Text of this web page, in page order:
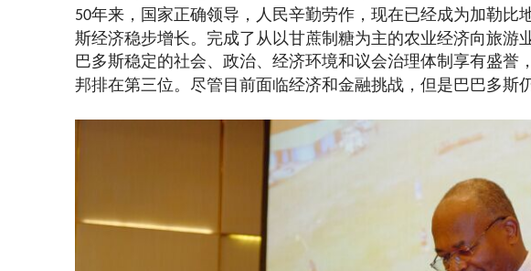
50年来，国家正确领导，人民辛勤劳作，现在已经成为加勒比
斯经济稳步增长。完成了从以甘蔗制糖为主的农业经济向旅游
巴多斯稳定的社会、政治、经济环境和议会治理体制享有盛誉
邦排在第三位。尽管目前面临经济和金融挑战，但是巴巴多斯